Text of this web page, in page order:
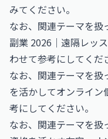
みてください。
なお、関連テーマを扱
副業 2026｜遠隔レッ
わせて参考にしてくだ
なお、関連テーマを扱
を活かしてオンライ
考にしてください。
なお、関連テーマを扱